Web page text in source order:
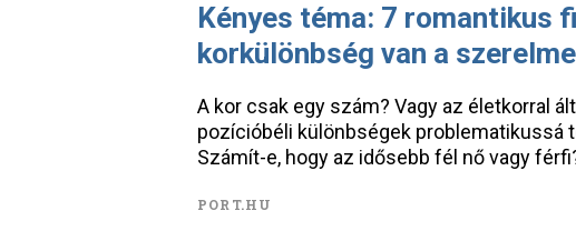
Kényes téma: 7 romantikus
korkülönbség van a
A kor csak egy szám? Vagy az életkorral
pozícióbéli különbségek problematikussá
Számít-e, hogy az idősebb fél nő vagy
PORT.HU